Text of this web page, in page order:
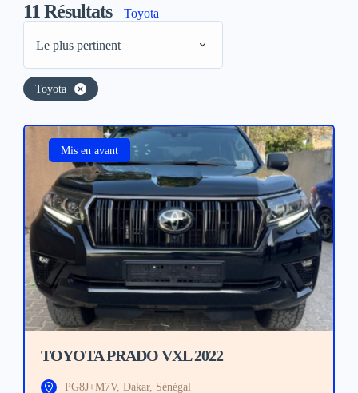
11 Résultats Toyota
Le plus pertinent
Toyota
Mis en avant
TOYOTA PRADO VXL 2022
PG8J+M7V, Dakar, Sénégal